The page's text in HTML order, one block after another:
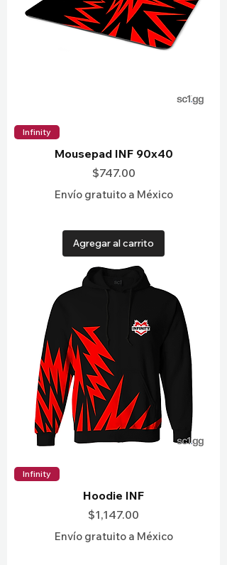
Infinity
Mousepad INF 90x40
Precio
$747.00
Envío gratuito a México
Agregar al carrito
Infinity
Hoodie INF
Precio
$1,147.00
Envío gratuito a México